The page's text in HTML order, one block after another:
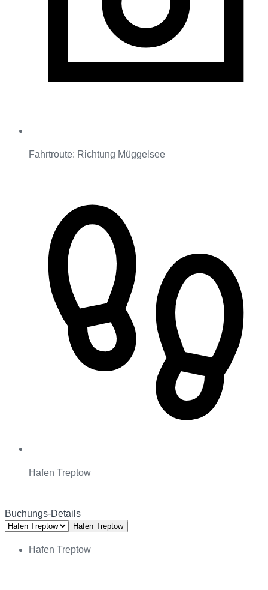
Fahrtroute: Richtung Müggelsee
Hafen Treptow
Buchungs-Details
Hafen Treptow
Hafen Treptow